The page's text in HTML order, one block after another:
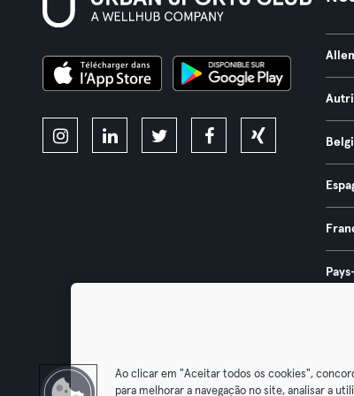
Ao clicar em "Aceitar todos os cookies",
para melhorar a navegação no site, analisar a